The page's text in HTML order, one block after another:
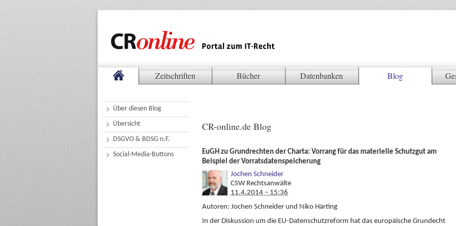
Zeitschriften Bücher Datenbanken Blog
Über diesen Blog
Übersicht
DSGVO & BDSG n.F.
Social-Media-Buttons
CR-online.de Blog
EuGH zu Grundrechten der Charta: Vorrang für das materielle Schutzgut am
Beispiel der Vorratsdatenspeicherung
Jochen Schneider
CSW Rechtsanwälte
11.4.2014 – 15:36
Autoren: Jochen Schneider und Niko Härting
In der Diskussion um die EU-Datenschutzreform hat das europäische Grundecht